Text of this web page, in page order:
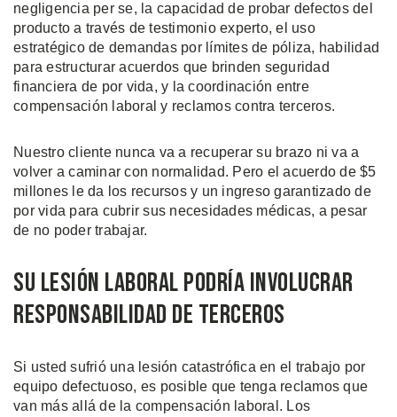
negligencia per se, la capacidad de probar defectos del
producto a través de testimonio experto, el uso
estratégico de demandas por límites de póliza, habilidad
para estructurar acuerdos que brinden seguridad
financiera de por vida, y la coordinación entre
compensación laboral y reclamos contra terceros.
Nuestro cliente nunca va a recuperar su brazo ni va a
volver a caminar con normalidad. Pero el acuerdo de $5
millones le da los recursos y un ingreso garantizado de
por vida para cubrir sus necesidades médicas, a pesar
de no poder trabajar.
Su Lesión Laboral Podría Involucrar
Responsabilidad de Terceros
Si usted sufrió una lesión catastrófica en el trabajo por
equipo defectuoso, es posible que tenga reclamos que
van más allá de la compensación laboral. Los